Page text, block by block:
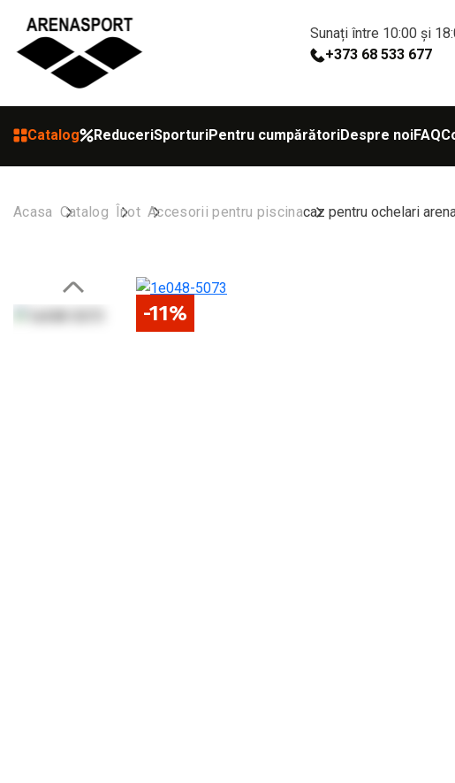
Sunați între 10:00 și
+373 68 533 677
Catalog ReduceriSporturiPentru cumpărătoriDespre noiFAQ
Acasa Catalog Înot Accesorii pentru piscinacaz pentru ochelari
-11%